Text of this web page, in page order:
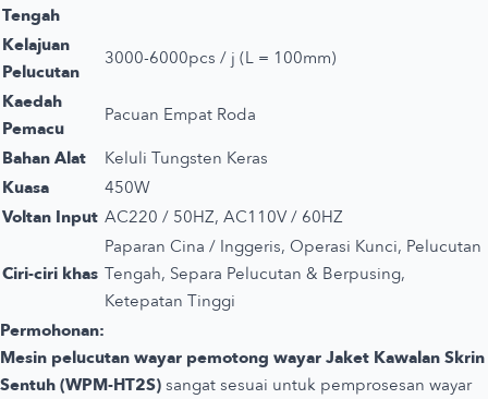
Tengah
Kelajuan
Pelucutan
3000-6000pcs / j (L = 100mm)
Kaedah
Pemacu
Pacuan Empat Roda
Bahan Alat
Keluli Tungsten Keras
Kuasa
450W
Voltan Input AC220 / 50HZ, AC110V / 60HZ
Ciri-ciri khas
Paparan Cina / Inggeris, Operasi Kunci, Pelucutan
Tengah, Separa Pelucutan & Berpusing,
Ketepatan Tinggi
Permohonan:
Mesin pelucutan wayar pemotong wayar Jaket Kawalan Skrin
Sentuh (WPM-HT2S) sangat sesuai untuk pemprosesan wayar